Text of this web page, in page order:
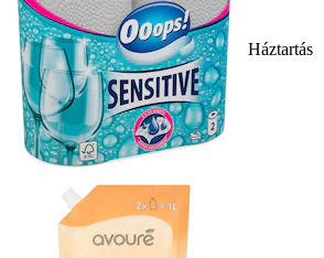
Háztartás